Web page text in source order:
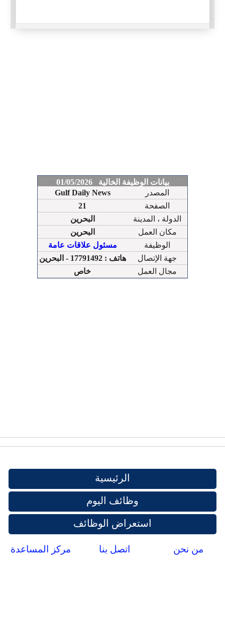
بيانات الوظيفة الخالية 01/05/2026
Gulf Daily News
المصدر
21
الصفحة
البحرين
الدولة ، المدينة
البحرين
مكان العمل
مسئول علاقات عامة
الوظيفة
هاتف : 17791492 - البحرين
جهة الإتصال
خاص
مجال العمل
الرئيسية
وظائف اليوم
استعراض الوظائف
من نحن اتصل بنا مركز المساعدة